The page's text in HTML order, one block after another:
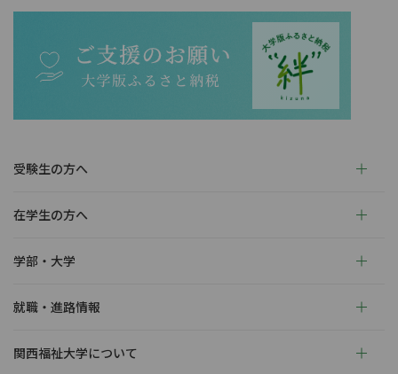
受験生の方へ
在学生の方へ
学部・大学
就職・進路情報
関西福祉大学について